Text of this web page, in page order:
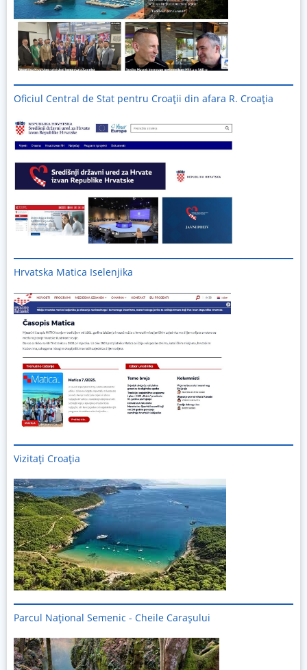
Oficiul Central de Stat pentru Croații din afara R. Croația
Hrvatska Matica Iselenjika
Vizitați Croația
Parcul Național Semenic - Cheile Carașului
Imagine